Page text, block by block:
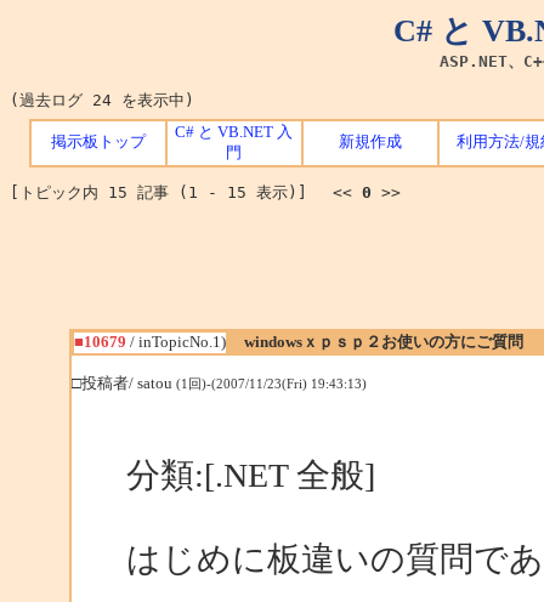
C# と
ASP.NET、
(過去ログ 24 を表示中)
掲示板トップ
C# と VB.NET 入
門
新規作成 利用方法/規
[トピック内 15 記事 (1 - 15 表示)] << 0 >>
■10679 / inTopicNo.1) windowsｘｐｓｐ２お使いの方にご質問
□投稿者/ satou (1回)-(2007/11/23(Fri) 19:43:13)
分類:[.NET 全般]
はじめに板違いの質問で